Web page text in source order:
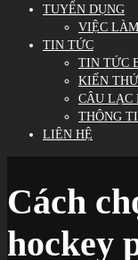
TUYỂN DỤNG
VIỆC
TIN TỨC
TIN TỨC
KIẾN
CÂU LẠC
THÔNG
LIÊN HỆ
Cách
hockey